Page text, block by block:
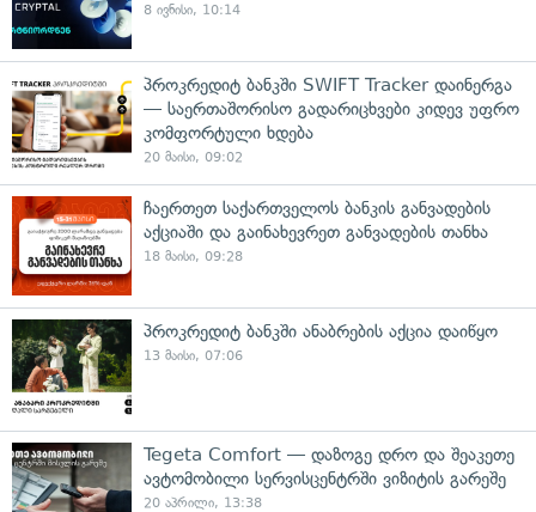
8 ივნისი, 10:14
პროკრედიტ ბანკში SWIFT Tracker დაინერგა
— საერთაშორისო გადარიცხვები კიდევ უფრო
კომფორტული ხდება
20 მაისი, 09:02
ჩაერთეთ საქართველოს ბანკის განვადების
აქციაში და გაინახევრეთ განვადების თანხა
18 მაისი, 09:28
პროკრედიტ ბანკში ანაბრების აქცია დაიწყო
13 მაისი, 07:06
Tegeta Comfort — დაზოგე დრო და შეაკეთე
ავტომობილი სერვისცენტრში ვიზიტის გარეშე
20 აპრილი, 13:38